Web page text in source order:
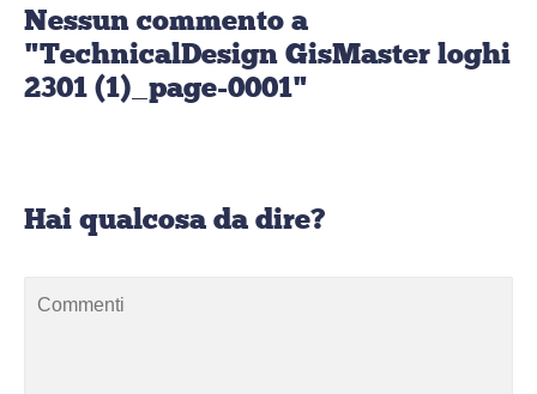
Nessun commento a
"TechnicalDesign GisMaster loghi
2301 (1)_page-0001"
Hai qualcosa da dire?